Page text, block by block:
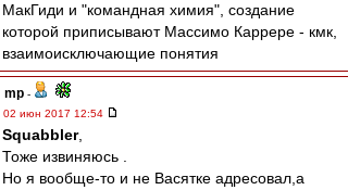
МакГиди и "командная химия", создание
которой приписывают Массимо Каррере - кмк,
взаимоисключающие понятия
mp -
02 июн 2017 12:54
Squabbler,
Тоже извиняюсь .
Но я вообще-то и не Васятке адресовал,а